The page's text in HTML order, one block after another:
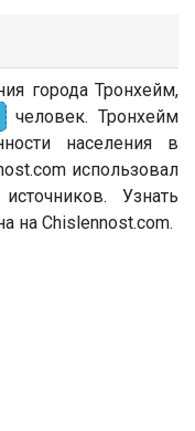
города Тронхейм,
человек. Тронхейм
населения в
использовал
Узнать
на Chislennost.com.